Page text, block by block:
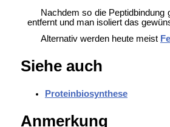
Nachdem so die
entfernt und man isoliert das
Alternativ werden heute meist
Siehe auch
Proteinbiosynthese
Anmerkung